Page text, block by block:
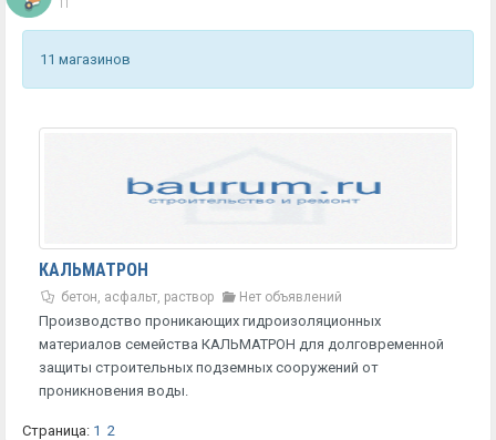
11 магазинов
КАЛЬМАТРОН
бетон, асфальт, раствор Нет объявлений
Производство проникающих гидроизоляционных
материалов семейства КАЛЬМАТРОН для долговременной
защиты строительных подземных сооружений от
проникновения воды.
Страница: 1 2